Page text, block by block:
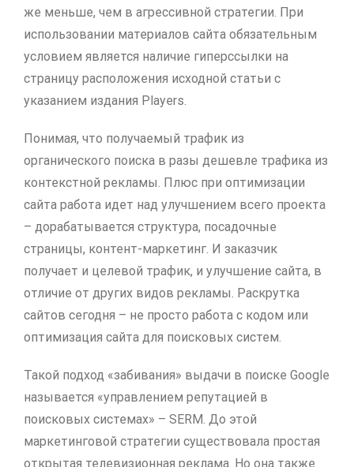
же меньше, чем в агрессивной стратегии. При
использовании материалов сайта обязательным
условием является наличие гиперссылки на
страницу расположения исходной статьи с
указанием издания Players.
Понимая, что получаемый трафик из
органического поиска в разы дешевле трафика из
контекстной рекламы. Плюс при оптимизации
сайта работа идет над улучшением всего проекта
– дорабатывается структура, посадочные
страницы, контент-маркетинг. И заказчик
получает и целевой трафик, и улучшение сайта, в
отличие от других видов рекламы. Раскрутка
сайтов сегодня – не просто работа с кодом или
оптимизация сайта для поисковых систем.
Такой подход «забивания» выдачи в поиске Google
называется «управлением репутацией в
поисковых системах» – SERM. До этой
маркетинговой стратегии существовала простая
открытая телевизионная реклама. Но она также